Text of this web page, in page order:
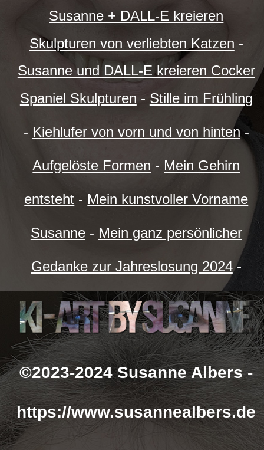
Susanne + DALL-E kreieren
Skulpturen von verliebten Katzen -
Susanne und DALL-E kreieren Cocker
Spaniel Skulpturen - Stille im Frühling
- Kiehlufer von vorn und von hinten -
Aufgelöste Formen - Mein Gehirn
entsteht - Mein kunstvoller Vorname
Susanne- Mein ganz persönlicher
Gedanke zur Jahreslosung 2024-
©2023-2024 Susanne Albers -
https://www.susannealbers.de